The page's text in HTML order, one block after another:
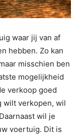
waar jij van af
hebben. Zo kan
misschien ben
mogelijkheid
verkoop goed
wilt verkopen, wil
wil je
voertuig. Dit is